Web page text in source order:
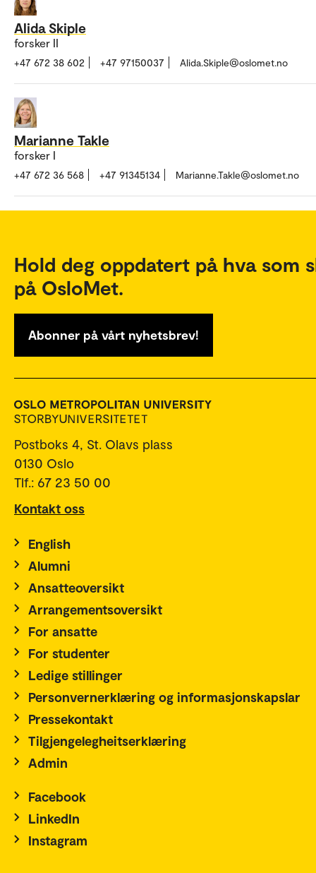
Alida Skiple
forsker II
+47 672 38 602 +47 97150037 Alida.Skiple@oslomet.no
Marianne Takle
forsker I
+47 672 36 568 +47 91345134 Marianne.Takle@oslomet.no
Hold deg oppdatert på hva som
på OsloMet.
Abonner på vårt nyhetsbrev!
Postboks 4, St. Olavs plass
0130 Oslo
Tlf.: 67 23 50 00
Kontakt oss
English
Alumni
Ansatteoversikt
Arrangementsoversikt
For ansatte
For studenter
Ledige stillinger
Personvernerklæring og informasjonskapslar
Pressekontakt
Tilgjengelegheitserklæring
Admin
Facebook
LinkedIn
Instagram